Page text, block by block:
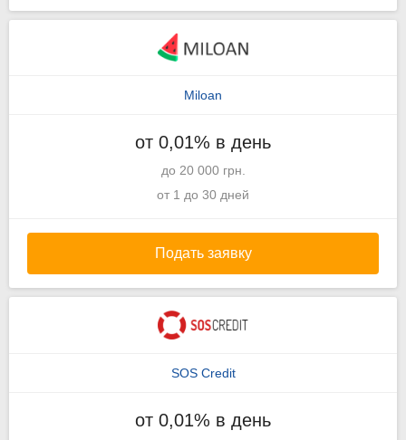
Miloan
от 0,01% в день
до 20 000 грн.
от 1 до 30 дней
Подать заявку
SOS Credit
от 0,01% в день